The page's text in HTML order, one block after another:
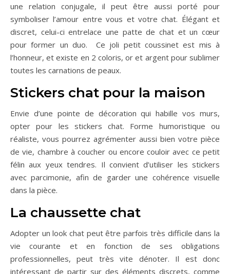
une relation conjugale, il peut être aussi porté pour
symboliser l’amour entre vous et votre chat. Élégant et
discret, celui-ci entrelace une patte de chat et un cœur
pour former un duo. Ce joli petit coussinet est mis à
l’honneur, et existe en 2 coloris, or et argent pour sublimer
toutes les carnations de peaux.
Stickers chat pour la maison
Envie d’une pointe de décoration qui habille vos murs,
opter pour les stickers chat. Forme humoristique ou
réaliste, vous pourrez agrémenter aussi bien votre pièce
de vie, chambre à coucher ou encore couloir avec ce petit
félin aux yeux tendres. Il convient d’utiliser les stickers
avec parcimonie, afin de garder une cohérence visuelle
dans la pièce.
La chaussette chat
Adopter un look chat peut être parfois très difficile dans la
vie courante et en fonction de ses obligations
professionnelles, peut très vite dénoter. Il est donc
intéressant de partir sur des éléments discrets, comme